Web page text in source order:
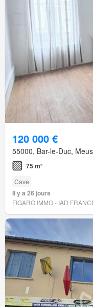
120 000 €
55000, Bar-le-Duc,
75 m²
Cave
Il y a 26 jours
FIGARO IMMO - IAD